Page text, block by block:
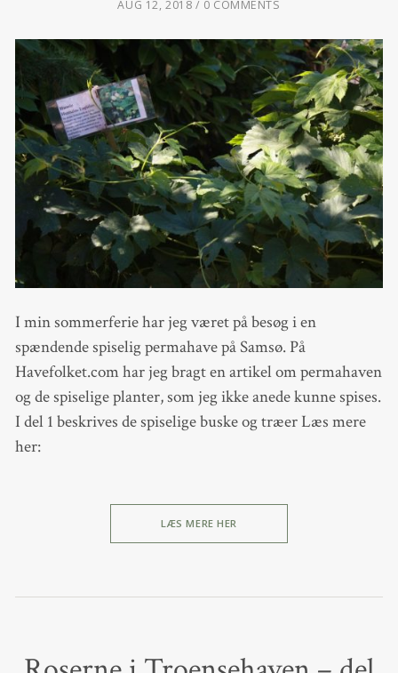
AUG 12, 2018 0 COMMENTS
I min sommerferie har jeg været på besøg i en
spændende spiselig permahave på Samsø. På
Havefolket.com har jeg bragt en artikel om permahaven
og de spiselige planter, som jeg ikke anede kunne spises.
I del 1 beskrives de spiselige buske og træer Læs mere
her:
LÆS MERE HER